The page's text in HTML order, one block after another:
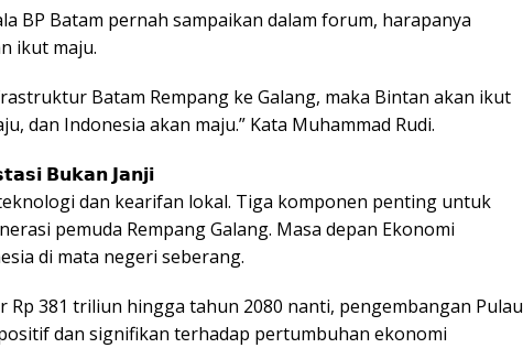
BP Batam pernah sampaikan dalam forum, harapanya
ikut maju.
Batam Rempang ke Galang, maka Bintan akan ikut
dan Indonesia akan maju.” Kata Muhammad Rudi.
𝗕𝘂𝗸𝗮𝗻 𝗝𝗮𝗻𝗷𝗶
dan kearifan lokal. Tiga komponen penting untuk
pemuda Rempang Galang. Masa depan Ekonomi
di mata negeri seberang.
Rp 381 triliun hingga tahun 2080 nanti, pengembangan Pulau
dan signifikan terhadap pertumbuhan ekonomi